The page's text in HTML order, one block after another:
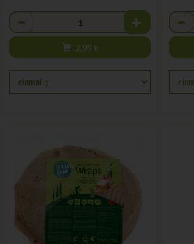
Anzahl
2,99 €
Anzahl